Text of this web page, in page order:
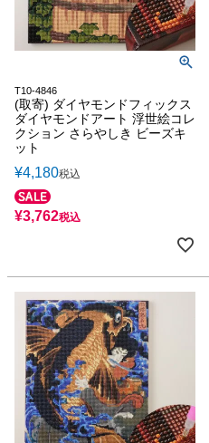
T10-4846
(取寄) ダイヤモンドフィックス
ダイヤモンドアート 浮世絵コレ
クション さらやしき ビーズキ
ット
¥4,180税込
¥3,762税込